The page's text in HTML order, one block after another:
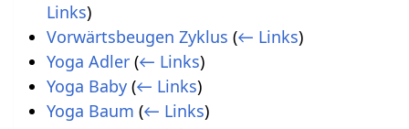
Links)
Vorwärtsbeugen Zyklus (← Links)
Yoga Adler (← Links)
Yoga Baby (← Links)
Yoga Baum (← Links)